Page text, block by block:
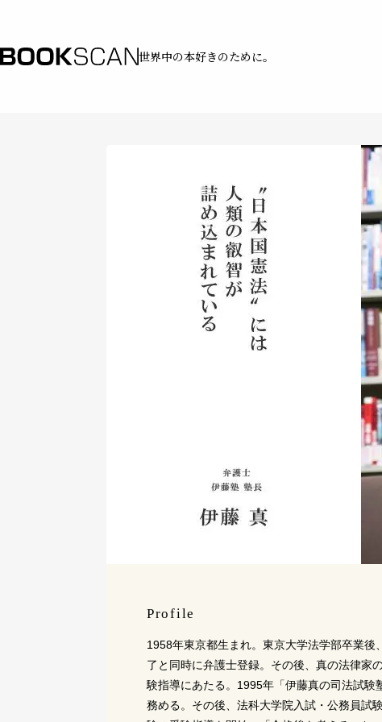
世界中の本好きのために。
Profile
1958年東京都生まれ。東京大学法学部卒業後
了と同時に弁護士登録。その後、真の法律家
験指導にあたる。1995年「伊藤真の司法試験
務める。その後、法科大学院入試・公務員試